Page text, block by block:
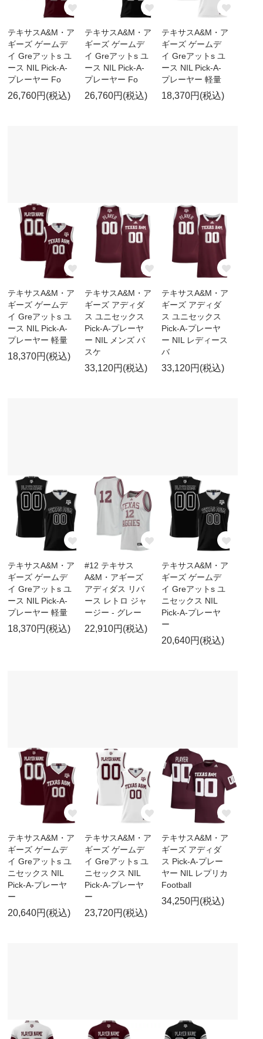
テキサスA&M・ア
ギーズ ゲームデ
イ Greアットs ユ
ース NIL Pick-A-
プレーヤー Fo
26,760円(税込)
テキサスA&M・ア
ギーズ ゲームデ
イ Greアットs ユ
ース NIL Pick-A-
プレーヤー Fo
26,760円(税込)
テキサスA&M・ア
ギーズ ゲームデ
イ Greアットs ユ
ース NIL Pick-A-
プレーヤー 軽量
18,370円(税込)
テキサスA&M・ア
ギーズ ゲームデ
イ Greアットs ユ
ース NIL Pick-A-
プレーヤー 軽量
18,370円(税込)
テキサスA&M・ア
ギーズ アディダ
ス ユニセックス
Pick-A-プレーヤ
ー NIL メンズ バ
スケ
33,120円(税込)
テキサスA&M・ア
ギーズ アディダ
ス ユニセックス
Pick-A-プレーヤ
ー NIL レディース
バ
33,120円(税込)
テキサスA&M・ア
ギーズ ゲームデ
イ Greアットs ユ
ース NIL Pick-A-
プレーヤー 軽量
18,370円(税込)
#12 テキサス
A&M・アギーズ
アディダス リバ
ース レトロ ジャ
ージー - グレー
22,910円(税込)
テキサスA&M・ア
ギーズ ゲームデ
イ Greアットs ユ
ニセックス NIL
Pick-A-プレーヤ
ー
20,640円(税込)
テキサスA&M・ア
ギーズ ゲームデ
イ Greアットs ユ
ニセックス NIL
Pick-A-プレーヤ
ー
20,640円(税込)
テキサスA&M・ア
ギーズ ゲームデ
イ Greアットs ユ
ニセックス NIL
Pick-A-プレーヤ
ー
23,720円(税込)
テキサスA&M・ア
ギーズ アディダ
ス Pick-A-プレー
ヤー NIL レプリカ
Football
34,250円(税込)